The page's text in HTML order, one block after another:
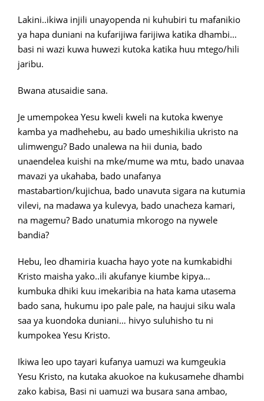
Lakini..ikiwa injili unayopenda ni kuhubiri tu mafanikio
ya hapa duniani na kufarijiwa farijiwa katika dhambi…
basi ni wazi kuwa huwezi kutoka katika huu mtego/hili
jaribu.
Bwana atusaidie sana.
Je umempokea Yesu kweli kweli na kutoka kwenye
kamba ya madhehebu, au bado umeshikilia ukristo na
ulimwengu? Bado unalewa na hii dunia, bado
unaendelea kuishi na mke/mume wa mtu, bado unavaa
mavazi ya ukahaba, bado unafanya
mastabartion/kujichua, bado unavuta sigara na kutumia
vilevi, na madawa ya kulevya, bado unacheza kamari,
na magemu? Bado unatumia mkorogo na nywele
bandia?
Hebu, leo dhamiria kuacha hayo yote na kumkabidhi
Kristo maisha yako..ili akufanye kiumbe kipya…
kumbuka dhiki kuu imekaribia na hata kama utasema
bado sana, hukumu ipo pale pale, na haujui siku wala
saa ya kuondoka duniani… hivyo suluhisho tu ni
kumpokea Yesu Kristo.
Ikiwa leo upo tayari kufanya uamuzi wa kumgeukia
Yesu Kristo, na kutaka akuokoe na kukusamehe dhambi
zako kabisa, Basi ni uamuzi wa busara sana ambao,